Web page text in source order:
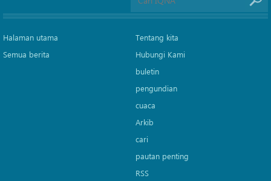
Halaman utama
Semua berita
Tentang kita
Hubungi Kami
buletin
pengundian
cuaca
Arkib
cari
pautan penting
RSS